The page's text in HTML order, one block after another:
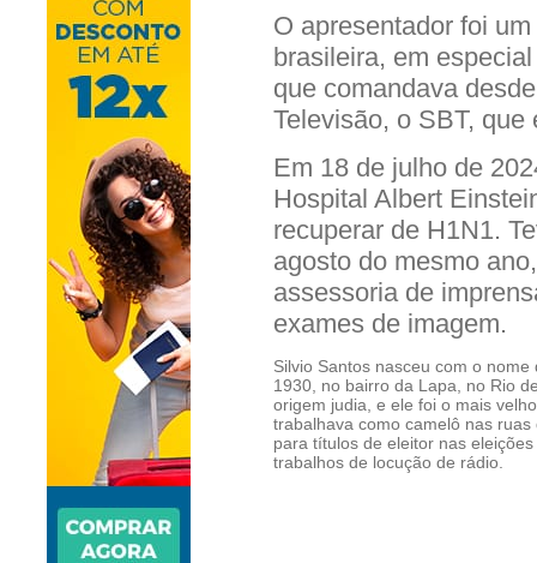
O apresentador foi
brasileira, em
que comandava
Televisão, o SBT,
Em 18 de julho de
Hospital Albert
recuperar de H1N1.
agosto do mesmo
assessoria de
exames de imagem.
Silvio Santos nasceu com o
1930, no bairro da Lapa, no Rio
origem judia, e ele foi o mais
trabalhava como camelô nas
para títulos de eleitor nas
trabalhos de locução de rádio.